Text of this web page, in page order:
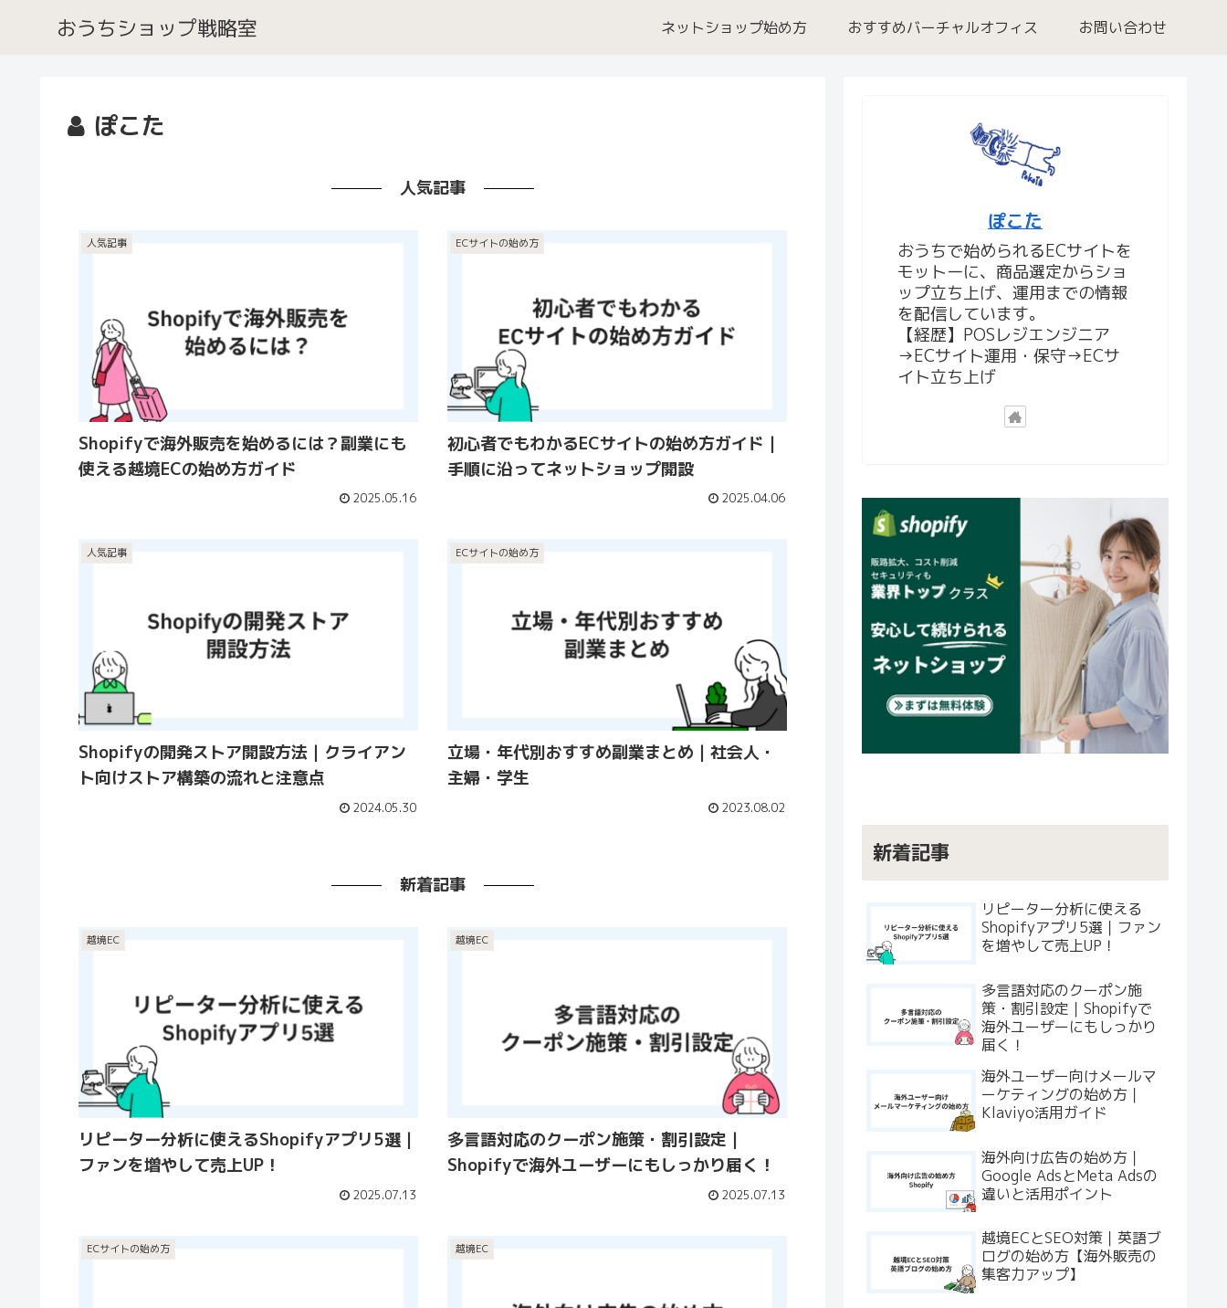
おうちショップ戦略室 ネットショップ始め方 おすすめバーチャルオフィス お問い合わせ
ぽこた
人気記事
人気記事
Shopifyで海外販売を始めるには？副業にも
使える越境ECの始め方ガイド
2025.05.16
ECサイトの始め方
初心者でもわかるECサイトの始め方ガイド｜
手順に沿ってネットショップ開設
2025.04.06
人気記事
Shopifyの開発ストア開設方法｜クライアン
ト向けストア構築の流れと注意点
2024.05.30
ECサイトの始め方
立場・年代別おすすめ副業まとめ｜社会人・
主婦・学生
2023.08.02
新着記事
越境EC
リピーター分析に使えるShopifyアプリ5選｜
ファンを増やして売上UP！
2025.07.13
越境EC
多言語対応のクーポン施策・割引設定｜
Shopifyで海外ユーザーにもしっかり届く！
2025.07.13
ECサイトの始め方 越境EC
ぽこた
おうちで始められるECサイトを
モットーに、商品選定からショ
ップ立ち上げ、運用までの情報
を配信しています。
【経歴】POSレジエンジニア
→ECサイト運用・保守→ECサ
イト立ち上げ
新着記事
リピーター分析に使える
Shopifyアプリ5選｜ファン
を増やして売上UP！
多言語対応のクーポン施
策・割引設定｜Shopifyで
海外ユーザーにもしっかり
届く！
海外ユーザー向けメールマ
ーケティングの始め方｜
Klaviyo活用ガイド
海外向け広告の始め方｜
Google AdsとMeta Adsの
違いと活用ポイント
越境ECとSEO対策｜英語ブ
ログの始め方【海外販売の
集客力アップ】